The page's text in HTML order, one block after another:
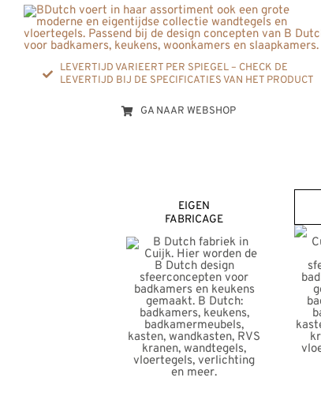
LEVERTIJD VARIEERT PER SPIEGEL – CHECK DE
LEVERTIJD BIJ DE SPECIFICATIES VAN HET PRODUCT
GA NAAR WEBSHOP
EIGEN
FABRICAGE